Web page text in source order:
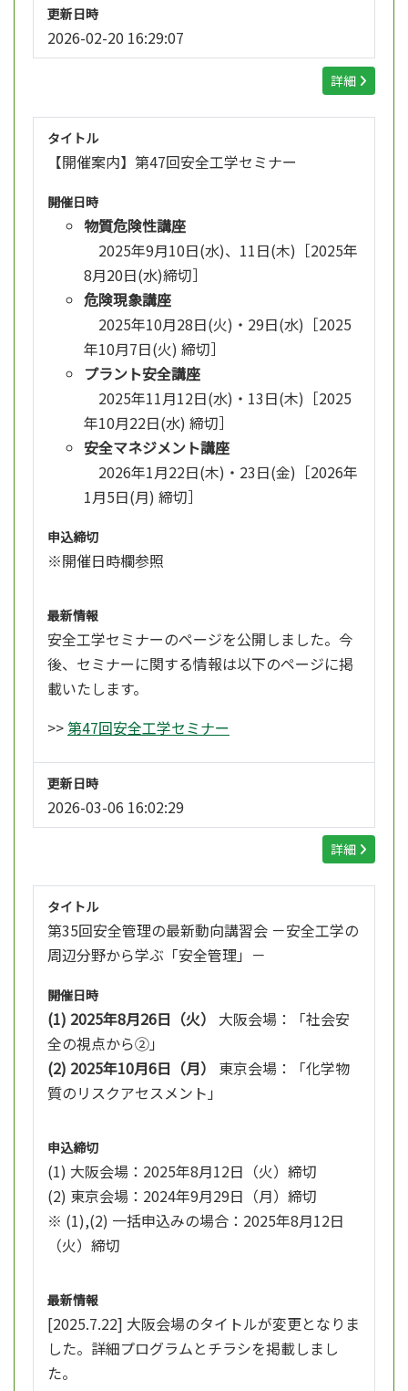
更新日時
2026-02-20 16:29:07
詳細
タイトル
【開催案内】第47回安全工学セミナー
開催日時
物質危険性講座
2025年9月10日(水)、11日(木)［2025年
8月20日(水)締切］
危険現象講座
2025年10月28日(火)・29日(水)［2025
年10月7日(火) 締切］
プラント安全講座
2025年11月12日(水)・13日(木)［2025
年10月22日(水) 締切］
安全マネジメント講座
2026年1月22日(木)・23日(金)［2026年
1月5日(月) 締切］
申込締切
※開催日時欄参照
最新情報
安全工学セミナーのページを公開しました。今
後、セミナーに関する情報は以下のページに掲
載いたします。
>>第47回安全工学セミナー
更新日時
2026-03-06 16:02:29
詳細
タイトル
第35回安全管理の最新動向講習会 －安全工学の
周辺分野から学ぶ「安全管理」－
開催日時
(1) 2025年8月26日（火）
大阪会場：「社会安
全の視点から②」
(2) 2025年10月6日（月）
東京会場：「化学物
質のリスクアセスメント」
申込締切
(1) 大阪会場：2025年8月12日（火）締切
(2) 東京会場：2024年9月29日（月）締切
※ (1),(2) 一括申込みの場合：2025年8月12日
（火）締切
最新情報
[2025.7.22] 大阪会場のタイトルが変更となりま
した。詳細プログラムとチラシを掲載しまし
た。